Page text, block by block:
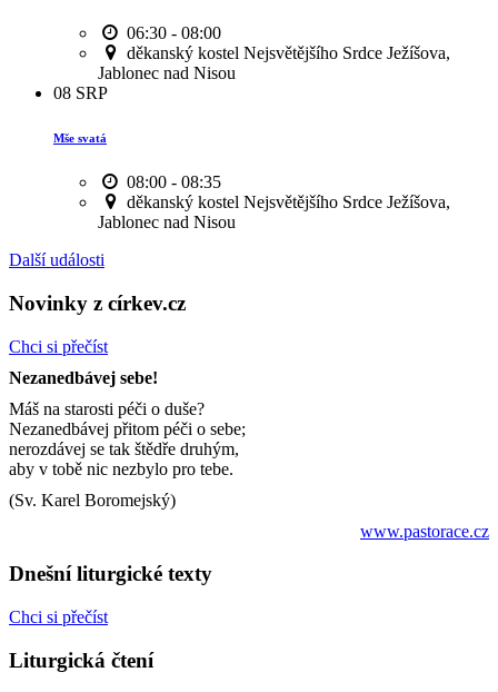
06:30 - 08:00
děkanský kostel Nejsvětějšího Srdce Ježíšova,
Jablonec nad Nisou
08 SRP
Mše svatá
08:00 - 08:35
děkanský kostel Nejsvětějšího Srdce Ježíšova,
Jablonec nad Nisou
Další události
Novinky z církev.cz
Chci si přečíst
Nezanedbávej sebe!
Máš na starosti péči o duše?
Nezanedbávej přitom péči o sebe;
nerozdávej se tak štědře druhým,
aby v tobě nic nezbylo pro tebe.
(Sv. Karel Boromejský)
www.pastorace.cz
Dnešní liturgické texty
Chci si přečíst
Liturgická čtení